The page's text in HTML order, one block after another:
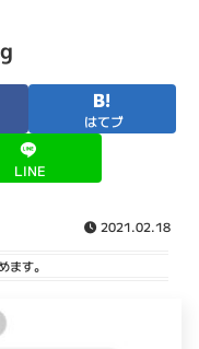
はてブ
LINE
2021.02.18
ます。